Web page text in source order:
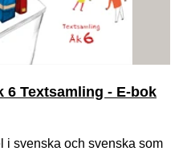
6 Textsamling - E-bok
i svenska och svenska som